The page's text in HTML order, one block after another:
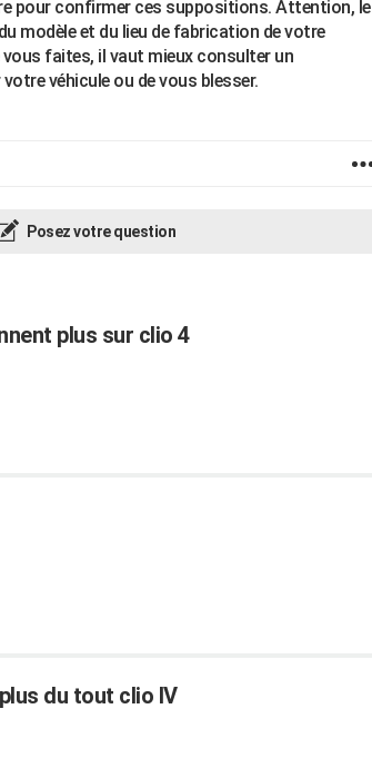
pour confirmer ces suppositions. Attention, le
modèle et du lieu de fabrication de votre
vous faites, il vaut mieux consulter un
véhicule ou de vous blesser.
Posez votre question
plus sur clio 4
du tout clio IV